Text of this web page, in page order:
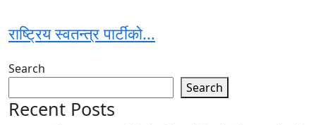
राष्ट्रिय स्वतन्त्र पार्टीको...
Search
Search
Recent Posts